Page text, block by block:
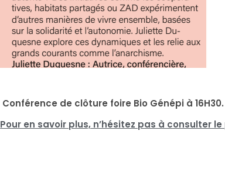
Conférence de clôture foire Bio Génépi à
Pour en savoir plus, n’hésitez pas à consulter